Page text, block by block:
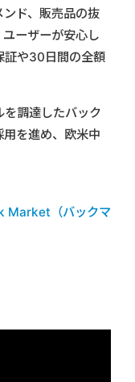
ド、販売品の抜
ーザーが安心し
証や30日間の全額
調達したバック
を進め、欧米中
Market（バックマ